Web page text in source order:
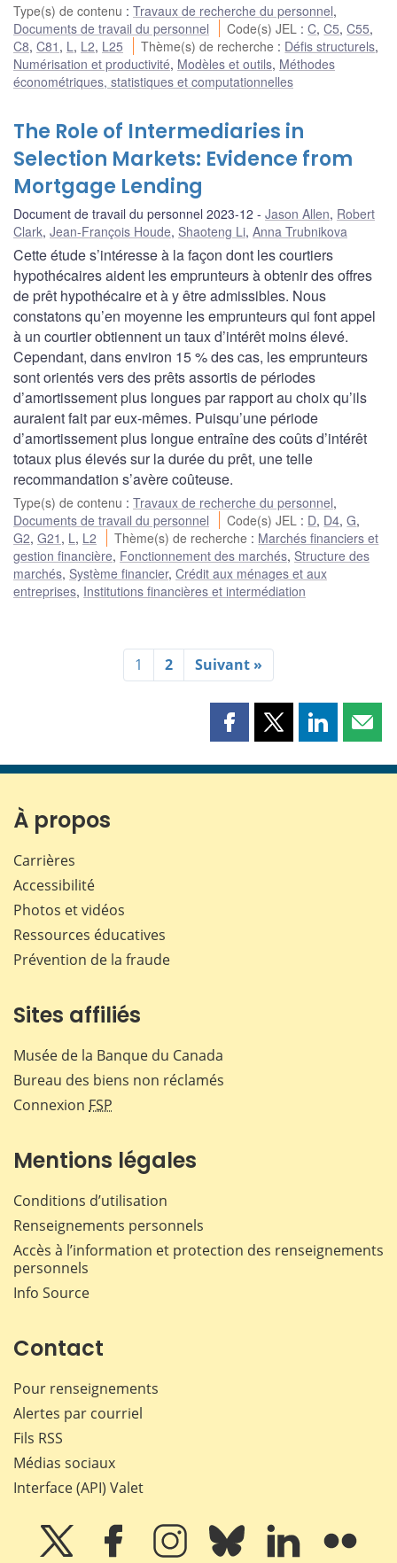
Type(s) de contenu : Travaux de recherche du personnel,
Documents de travail du personnel
Code(s) JEL :C,C5,C55,
C8, C81 , L , L2, L25 Thème(s) de recherche : Défis structurels,
Numérisation et productivité, Modèles et outils, Méthodes
économétriques, statistiques et computationnelles
The Role of Intermediaries in
Selection Markets: Evidence from
Mortgage Lending
Document de travail du personnel 2023-12 Jason Allen, Robert
Clark, Jean-François Houde, Shaoteng Li, Anna Trubnikova
Cette étude s’intéresse à la façon dont les courtiers
hypothécaires aident les emprunteurs à obtenir des offres
de prêt hypothécaire et à y être admissibles. Nous
constatons qu’en moyenne les emprunteurs qui font appel
à un courtier obtiennent un taux d’intérêt moins élevé.
Cependant, dans environ 15 % des cas, les emprunteurs
sont orientés vers des prêts assortis de périodes
d’amortissement plus longues par rapport au choix qu’ils
auraient fait par eux-mêmes. Puisqu’une période
d’amortissement plus longue entraîne des coûts d’intérêt
totaux plus élevés sur la durée du prêt, une telle
recommandation s’avère coûteuse.
Type(s) de contenu : Travaux de recherche du personnel,
Documents de travail du personnel
Code(s) JEL : D, D4,G,
G2, G21 , L , L2 Thème(s) de recherche : Marchés financiers et
gestion financière, Fonctionnement des marchés, Structure des
marchés, Système financier, Crédit aux ménages et aux
entreprises, Institutions financières et intermédiation
1 2 Suivant »
Partager
page
Partager
page
Partager
page page
À propos
Carrières
Accessibilité
Photos et vidéos
Ressources éducatives
Prévention de la fraude
Sites affiliés
Musée de la Banque du Canada
Bureau des biens non réclamés
Connexion FSP
Mentions légales
Conditions d’utilisation
Renseignements personnels
Accès à l’information et protection des renseignements
personnels
Info Source
Contact
Pour renseignements
Alertes par courriel
Fils RSS
Médias sociaux
Interface (API) Valet